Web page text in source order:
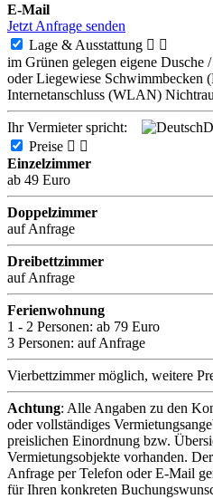
E-Mail
Jetzt Anfrage senden
Lage & Ausstattung  
im Grünen gelegen eigene Dusche
oder Liegewiese Schwimmbecken
Internetanschluss (WLAN)
Ihr Vermieter spricht:
Preise  
Einzelzimmer
ab 49 Euro
Doppelzimmer
auf Anfrage
Dreibettzimmer
auf Anfrage
Ferienwohnung
1 - 2 Personen: ab 79 Euro
3 Personen: auf Anfrage
Vierbettzimmer möglich, weitere
Achtung: Alle Angaben zu den
oder vollständiges
preislichen Einordnung bzw.
Vermietungsobjekte vorhanden.
Anfrage per Telefon oder E-Mail
für Ihren konkreten